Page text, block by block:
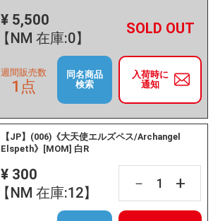
¥ 5,500
【NM 在庫:0】
－ +
入荷時に
通知
週間販売数
1点
同名商品
検索
【JP】(006)《大天使エルズペス/Archangel
Elspeth》[MOM] 白R
¥ 300
【NM 在庫:12】
－ +